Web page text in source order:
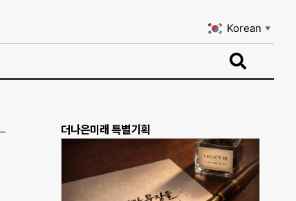
Korean ▼
더나은미래 특별기획